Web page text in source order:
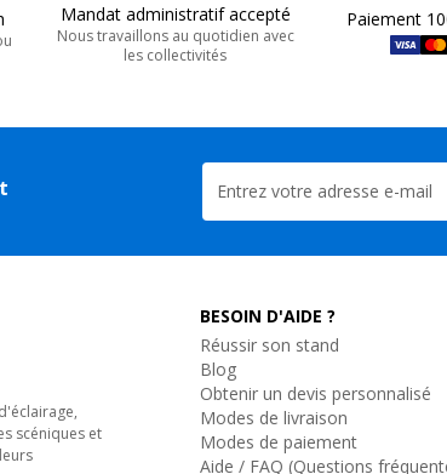
Mandat administratif accepté
Nous travaillons au quotidien avec
les collectivités
Paiement
scéniques et
BESOIN D'AIDE ?
Réussir son stand
Blog
Obtenir un devis personnalisé
Modes de livraison
Modes de paiement
Aide / FAQ (Questions